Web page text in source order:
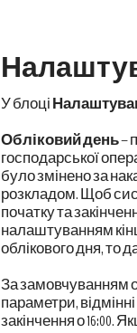
У блоці
Обліковий день–
господарської
було змінено за
розкладом. Щоб
початку та
налаштуванням
облікового дня, то
За замовчуванням
параметри,
закінчення о 16:00.